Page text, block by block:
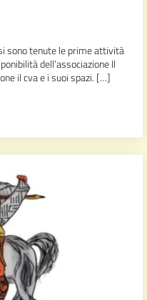
sono tenute le prime attività
dell’associazione Il
il cva e i suoi spazi. […]